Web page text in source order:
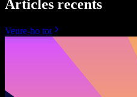
Articles recents
Veure-ho tot